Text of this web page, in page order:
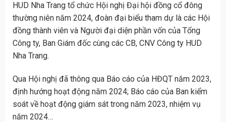
HUD Nha Trang tổ chức Hội nghị Đại hội đồng cổ đông
thường niên năm 2024, đoàn đại biểu tham dự là các Hội
đồng thành viên và Người đại diện phần vốn của Tổng
Công ty, Ban Giám đốc cùng các CB, CNV Công ty HUD
Nha Trang.
Qua Hội nghị đã thông qua Báo cáo của HĐQT năm 2023,
định hướng hoạt động năm 2024; Báo cáo của Ban kiểm
soát về hoạt động giám sát trong năm 2023, nhiệm vụ
năm 2024…